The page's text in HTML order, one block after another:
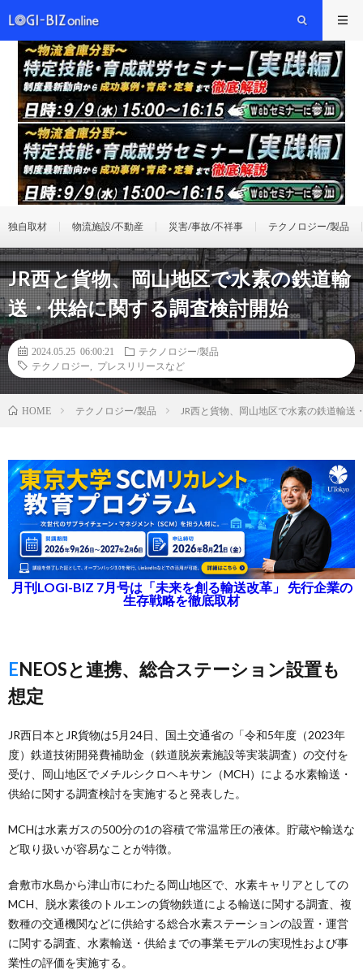
独自取材 物流施設/不動産 災害/事故/不祥事 テクノロジー/製品
JR西と貨物、岡山地区で水素の鉄道輸
送・供給に関する調査検討開始
2024.05.25 06:00:21
テクノロジー/製品
テクノロジー
プレスリリースなど
HOME テクノロジー/製品 JR西と貨物、岡山地区で水素の鉄道輸送
月刊LOGI-BIZ 7月号は「未来を創る輸送改革」 先行企業の
生存戦略を徹底取材
ENEOSと連携、総合ステーション設置も
想定
JR西日本とJR貨物は5月24日、国土交通省の「令和5年度（2023年
度）鉄道技術開発費補助金（鉄道脱炭素施設等実装調査）の交付を
受け、岡山地区でメチルシクロヘキサン（MCH）による水素輸送・
供給に関する調査検討を実施すると発表した。
MCHは水素ガスの500分の1の容積で常温常圧の液体。貯蔵や輸送な
ど取り扱いが容易なことが特徴。
倉敷市水島から津山市にわたる岡山地区で、水素キャリアとしての
MCH、脱水素後のトルエンの貨物鉄道による輸送に関する調査、複
数種の交通機関などに供給する総合水素ステーションの設置・運営
に関する調査、水素輸送・供給までの事業モデルの実現性および事
業性の評価を実施する。